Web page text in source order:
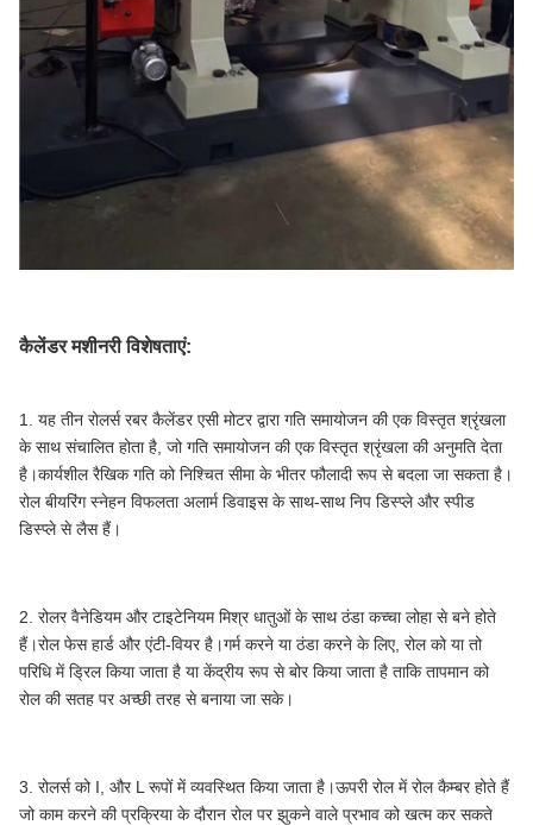
कैलेंडर मशीनरी विशेषताएं:
1. यह तीन रोलर्स रबर कैलेंडर एसी मोटर द्वारा गति समायोजन की एक विस्तृत श्रृंखला
के साथ संचालित होता है, जो गति समायोजन की एक विस्तृत श्रृंखला की अनुमति देता
है।कार्यशील रैखिक गति को निश्चित सीमा के भीतर फौलादी रूप से बदला जा सकता है।
रोल बीयरिंग स्नेहन विफलता अलार्म डिवाइस के साथ-साथ निप डिस्प्ले और स्पीड
डिस्प्ले से लैस हैं।
2. रोलर वैनेडियम और टाइटेनियम मिश्र धातुओं के साथ ठंडा कच्चा लोहा से बने होते
हैं।रोल फेस हार्ड और एंटी-वियर है।गर्म करने या ठंडा करने के लिए, रोल को या तो
परिधि में ड्रिल किया जाता है या केंद्रीय रूप से बोर किया जाता है ताकि तापमान को
रोल की सतह पर अच्छी तरह से बनाया जा सके।
3. रोलर्स को I, और L रूपों में व्यवस्थित किया जाता है।ऊपरी रोल में रोल कैम्बर होते हैं
जो काम करने की प्रक्रिया के दौरान रोल पर झुकने वाले प्रभाव को खत्म कर सकते